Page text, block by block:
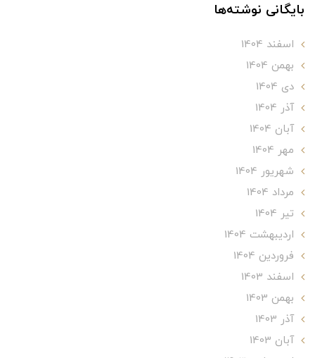
بایگانی نوشته‌ها
اسفند 1404
بهمن 1404
دی 1404
آذر 1404
آبان 1404
مهر 1404
شهریور 1404
مرداد 1404
تير 1404
ارديبهشت 1404
فروردین 1404
اسفند 1403
بهمن 1403
آذر 1403
آبان 1403